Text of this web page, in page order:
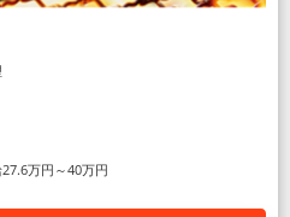
万円～40万円